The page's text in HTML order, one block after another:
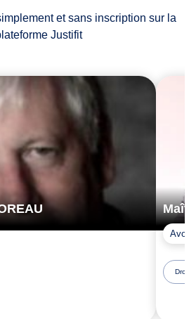
et sans inscription sur la
Justifit
Droit